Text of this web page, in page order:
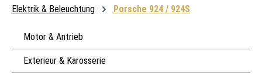
Elektrik & Beleuchtung Porsche 924 / 924S
Motor & Antrieb
Exterieur & Karosserie